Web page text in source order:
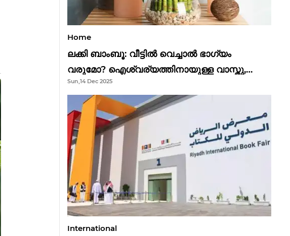
Home
ലക്കി ബാംബൂ: വീട്ടിൽ വെച്ചാൽ ഭാഗ്യം
വരുമോ? ഐശ്വര്യത്തിനായുള്ള വാസ്തു,
ഫെങ് ഷൂയി വിശ്വാസങ്ങൾ
Sun,14 Dec 2025
International